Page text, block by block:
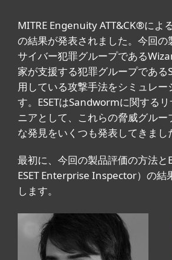
MITRE Engenuity ATT&CK®によ
の結果が発表されました。今回の
サイバー犯罪グループである
家が支援する犯罪グループであ
用している攻撃手法をシミュレー
す。ESETはSandwormに関する
ニアとして、これらの脅威グルー
な発見をいくつも発表してきまし
最初に、今回の製品評価の方法と
ESET Enterprise Inspector）の結
します。